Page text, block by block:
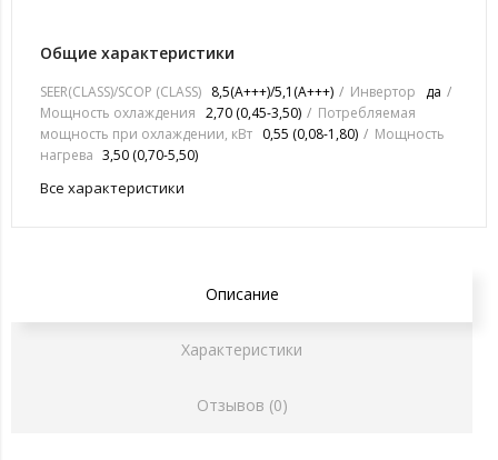
Общие характеристики
SEER(CLASS)/SCOP (CLASS) 8,5(А+++)/5,1(А+++) Инвертор
да
Мощность охлаждения 2,70 (0,45-3,50)
Потребляемая
мощность при охлаждении, кВт 0,55 (0,08-1,80)
Мощность
нагрева 3,50 (0,70-5,50)
Все характеристики
Описание
Характеристики
Отзывов (0)